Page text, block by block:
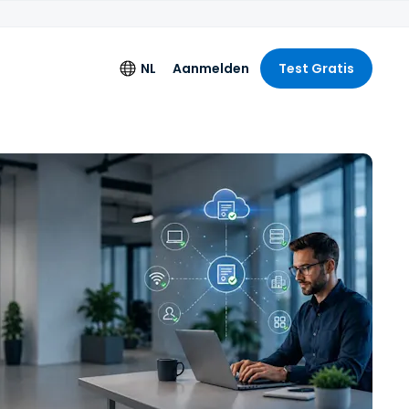
logging
Licentie
NL
Taal
English
Deutsch
Español
Français
Italiano
Nederlands
Português
简体中文
Aanmelden Test Gratis